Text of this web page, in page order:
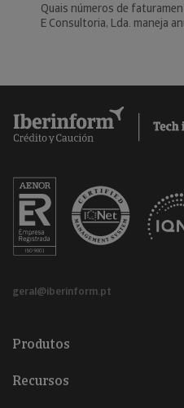
Quais números de
E Consultoria, Lda. maneja
geral@iberinform.pt
Produtos
Recursos